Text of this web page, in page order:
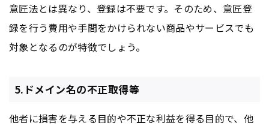
意匠法とは異なり、登録は不要です。そのため、意匠登
録を行う費用や手間をかけられない商品やサービスでも
対象となるのが特徴でしょう。
5.ドメイン名の不正取得等
他者に損害を与える目的や不正な利益を得る目的で、他